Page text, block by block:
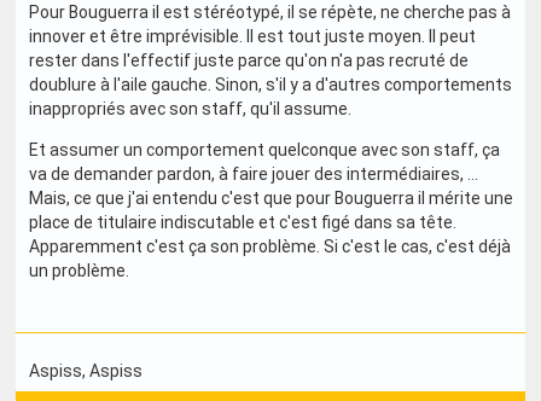
Pour Bouguerra il est stéréotypé, il se répète, ne cherche pas à
innover et être imprévisible. Il est tout juste moyen. Il peut
rester dans l'effectif juste parce qu'on n'a pas recruté de
doublure à l'aile gauche. Sinon, s'il y a d'autres comportements
inappropriés avec son staff, qu'il assume.
Et assumer un comportement quelconque avec son staff, ça
va de demander pardon, à faire jouer des intermédiaires, ...
Mais, ce que j'ai entendu c'est que pour Bouguerra il mérite une
place de titulaire indiscutable et c'est figé dans sa tête.
Apparemment c'est ça son problème. Si c'est le cas, c'est déjà
un problème.
Aspiss, Aspiss